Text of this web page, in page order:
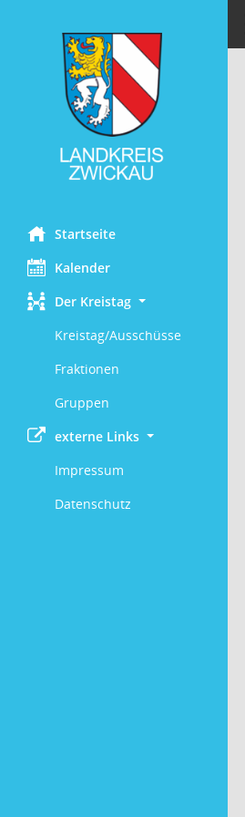
Startseite
Kalender
Der Kreistag
Kreistag/Ausschüsse
Fraktionen
Gruppen
externe Links
Impressum
Datenschutz